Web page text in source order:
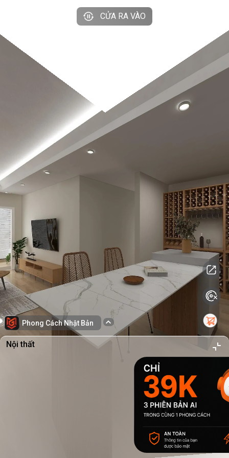
CỬA RA VÀO
Phong Cách Nhật Bản
Nội thất